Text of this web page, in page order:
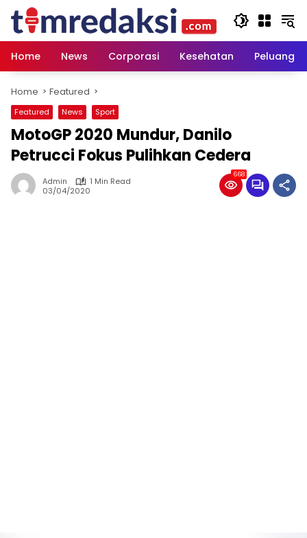
content
Home
News Corporasi Kesehatan Peluang
Home Featured
Featured News Sport
MotoGP 2020 Mundur, Danilo
Petrucci Fokus Pulihkan Cedera
Admin
1 Min Read
03/04/2020
668